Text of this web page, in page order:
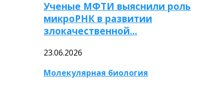
Ученые МФТИ выяснили роль
микроРНК в развитии
злокачественной…
23.06.2026
Молекулярная биология